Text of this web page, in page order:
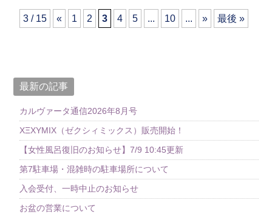
3 / 15 « 1 2 3 4 5 ... 10 ... » 最後 »
最新の記事
カルヴァータ通信2026年8月号
XΞXYMIX（ゼクシィミックス）販売開始！
【女性風呂復旧のお知らせ】7/9 10:45更新
第7駐車場・混雑時の駐車場所について
入会受付、一時中止のお知らせ
お盆の営業について